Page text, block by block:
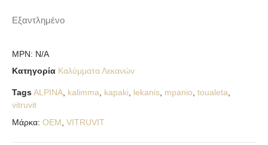
Εξαντλημένο
MPN: N/A
Κατηγορία Καλύμματα Λεκανών
TagsALPINA kalimma kapaki lekanis mpanio toualeta
vitruvit
Μάρκα: OEM VITRUVIT